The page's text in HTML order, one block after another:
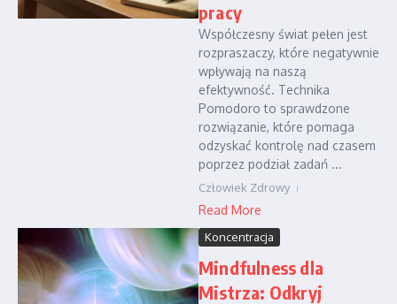
pracy
Współczesny świat pełen jest
rozpraszaczy, które negatywnie
wpływają na naszą
efektywność. Technika
Pomodoro to sprawdzone
rozwiązanie, które pomaga
odzyskać kontrolę nad czasem
poprzez podział zadań ...
Człowiek Zdrowy
Read More
Koncentracja
Mindfulness dla
Mistrza: Odkryj